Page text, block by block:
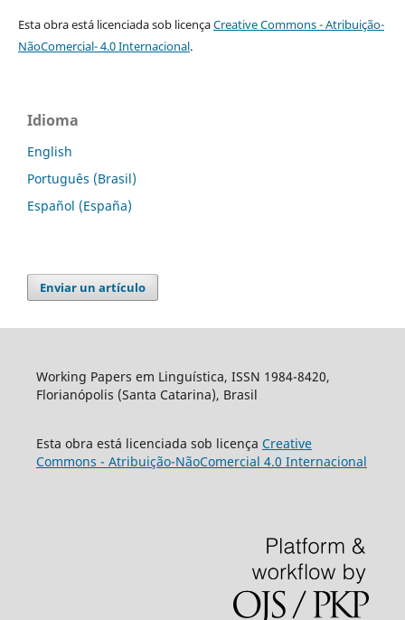
Esta obra está licenciada sob licençaCreative Commons - Atribuição-
NãoComercial- 4.0 Internacional.
Idioma
English
Português (Brasil)
Español (España)
Enviar un artículo
Working Papers em Linguística, ISSN 1984-8420,
Florianópolis (Santa Catarina), Brasil
Esta obra está licenciada sob licença Creative
Commons - Atribuição-NãoComercial 4.0 Internacional